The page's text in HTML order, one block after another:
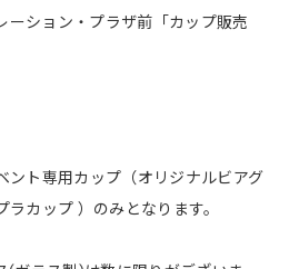
ーション・プラザ前「カップ販売
ント専用カップ（オリジナルビアグ
カップ ）のみとなります。